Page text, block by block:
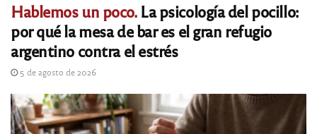
Hablemos un poco.La psicología del pocillo:
por qué la mesa de bar es el gran refugio
argentino contra el estrés
5 de agosto de 2026